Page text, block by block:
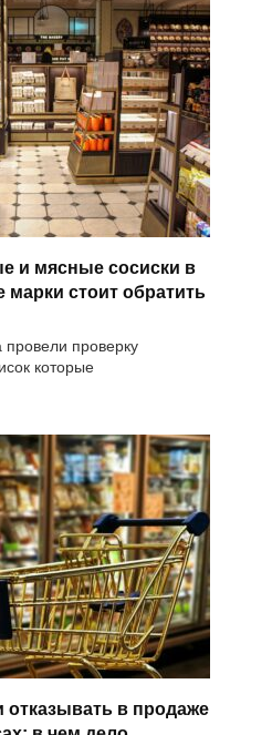
и мясные сосиски в
марки стоит обратить
провели проверку
которые
отказывать в продаже